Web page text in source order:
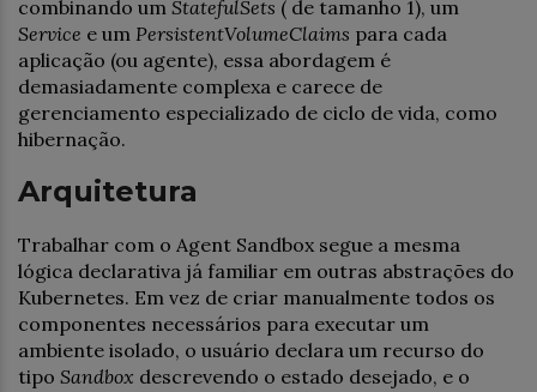
combinando um StatefulSets ( de tamanho 1), um
Service e um PersistentVolumeClaims para cada
aplicação (ou agente), essa abordagem é
demasiadamente complexa e carece de
gerenciamento especializado de ciclo de vida, como
hibernação.
Arquitetura
Trabalhar com o Agent Sandbox segue a mesma
lógica declarativa já familiar em outras abstrações do
Kubernetes. Em vez de criar manualmente todos os
componentes necessários para executar um
ambiente isolado, o usuário declara um recurso do
tipo Sandbox descrevendo o estado desejado, e o